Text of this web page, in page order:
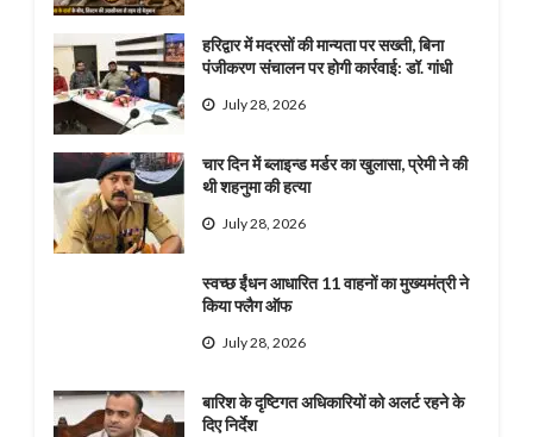
हरिद्वार में मदरसों की मान्यता पर सख्ती, बिना
पंजीकरण संचालन पर होगी कार्रवाई: डॉ. गांधी
July 28, 2026
चार दिन में ब्लाइन्ड मर्डर का खुलासा, प्रेमी ने की
थी शहनुमा की हत्या
July 28, 2026
स्वच्छ ईंधन आधारित 11 वाहनों का मुख्यमंत्री ने
किया फ्लैग ऑफ
July 28, 2026
बारिश के दृष्टिगत अधिकारियों को अलर्ट रहने के
दिए निर्देश